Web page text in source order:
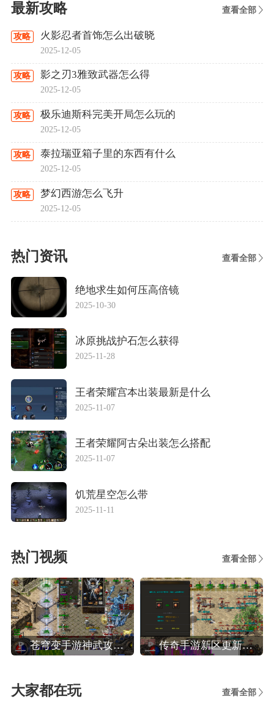
最新攻略 查看全部
攻略 火影忍者首饰怎么出破晓
2025-12-05
攻略 影之刃3雅致武器怎么得
2025-12-05
攻略 极乐迪斯科完美开局怎么玩的
2025-12-05
攻略 泰拉瑞亚箱子里的东西有什么
2025-12-05
攻略 梦幻西游怎么飞升
2025-12-05
热门资讯 查看全部
绝地求生如何压高倍镜
2025-10-30
冰原挑战护石怎么获得
2025-11-28
王者荣耀宫本出装最新是什么
2025-11-07
王者荣耀阿古朵出装怎么搭配
2025-11-07
饥荒星空怎么带
2025-11-11
热门视频 查看全部
苍穹变手游神武攻略,苍穹变高效玩转装备系统攻略 传奇手游新区更新攻略,热血传奇手机版新区人民币法师玩家晚八点前怎么升40级
大家都在玩 查看全部